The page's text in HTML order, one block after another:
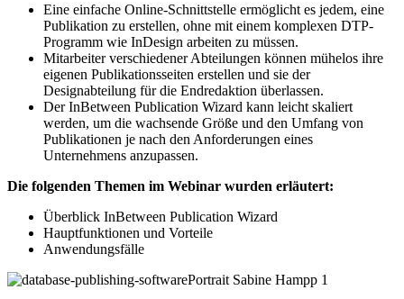
Eine einfache Online-Schnittstelle ermöglicht es jedem, eine
Publikation zu erstellen, ohne mit einem komplexen DTP-
Programm wie InDesign arbeiten zu müssen.
Mitarbeiter verschiedener Abteilungen können mühelos ihre
eigenen Publikationsseiten erstellen und sie der
Designabteilung für die Endredaktion überlassen.
Der InBetween Publication Wizard kann leicht skaliert
werden, um die wachsende Größe und den Umfang von
Publikationen je nach den Anforderungen eines
Unternehmens anzupassen.
Die folgenden Themen im Webinar wurden erläutert:
Überblick InBetween Publication Wizard
Hauptfunktionen und Vorteile
Anwendungsfälle